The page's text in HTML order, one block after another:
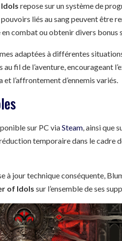
repose sur un système de
liés au sang peuvent être
en combat ou obtenir divers bonus
adaptées à différentes
fil de l’aventure, encourageant
l’affrontement d’ennemis variés.
sur PC viaSteam , ainsi que
temporaire dans le cadre
à jour technique conséquente,
of Idols sur l’ensemble de ses